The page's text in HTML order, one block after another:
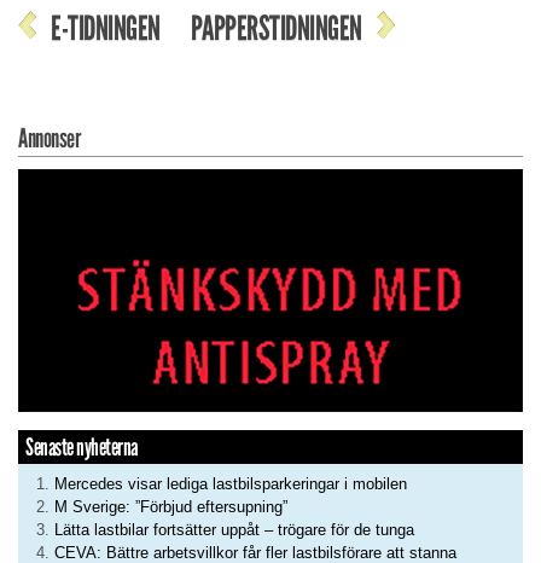
E-TIDNINGEN PAPPERSTIDNINGEN
Annonser
Senaste nyheterna
Mercedes visar lediga lastbilsparkeringar i mobilen
M Sverige: ”Förbjud eftersupning”
Lätta lastbilar fortsätter uppåt – trögare för de tunga
CEVA: Bättre arbetsvillkor får fler lastbilsförare att stanna